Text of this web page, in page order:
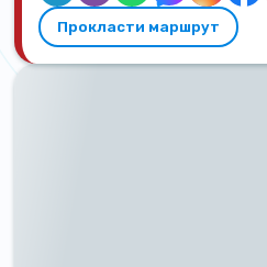
Прокласти маршрут